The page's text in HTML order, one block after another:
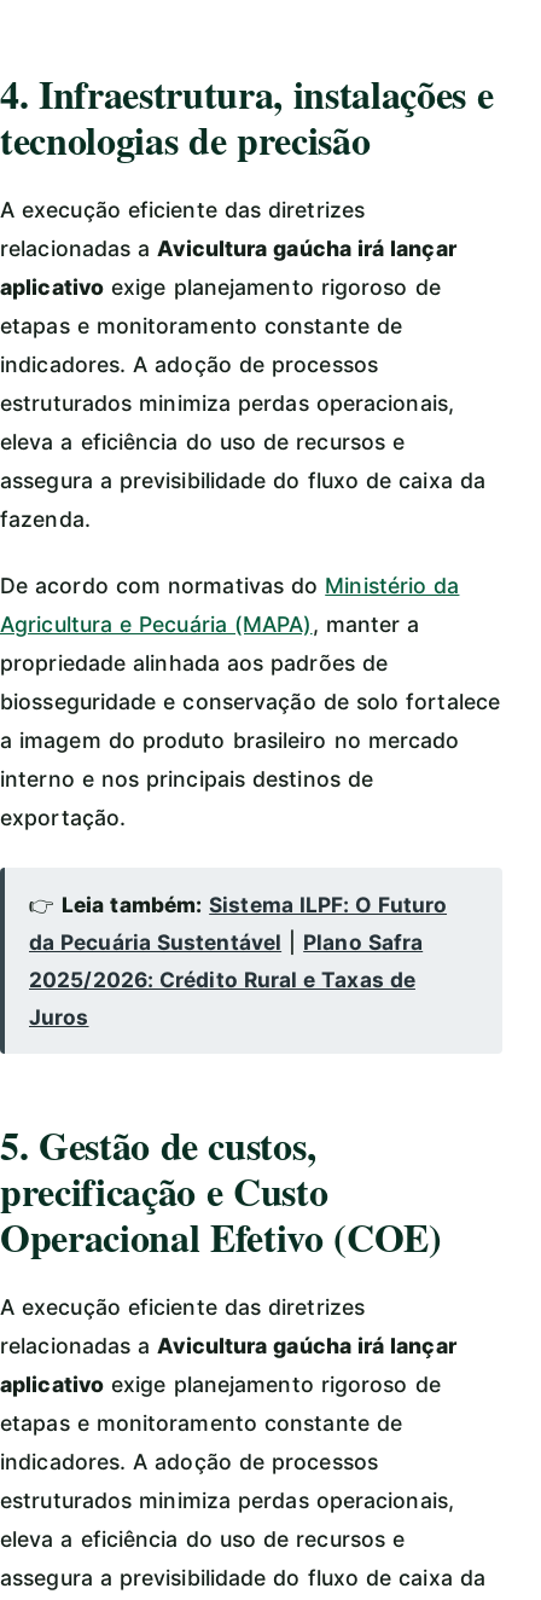
4. Infraestrutura, instalações e
tecnologias de precisão
A execução eficiente das diretrizes
relacionadas a Avicultura gaúcha irá lançar
aplicativo exige planejamento rigoroso de
etapas e monitoramento constante de
indicadores. A adoção de processos
estruturados minimiza perdas operacionais,
eleva a eficiência do uso de recursos e
assegura a previsibilidade do fluxo de caixa da
fazenda.
De acordo com normativas do Ministério da
Agricultura e Pecuária (MAPA), manter a
propriedade alinhada aos padrões de
biosseguridade e conservação de solo fortalece
a imagem do produto brasileiro no mercado
interno e nos principais destinos de
exportação.
👉 Leia também: Sistema ILPF: O Futuro
da Pecuária Sustentável
Plano Safra
2025/2026: Crédito Rural e Taxas de
Juros
5. Gestão de custos,
precificação e Custo
Operacional Efetivo (COE)
A execução eficiente das diretrizes
relacionadas a Avicultura gaúcha irá lançar
aplicativo exige planejamento rigoroso de
etapas e monitoramento constante de
indicadores. A adoção de processos
estruturados minimiza perdas operacionais,
eleva a eficiência do uso de recursos e
assegura a previsibilidade do fluxo de caixa da